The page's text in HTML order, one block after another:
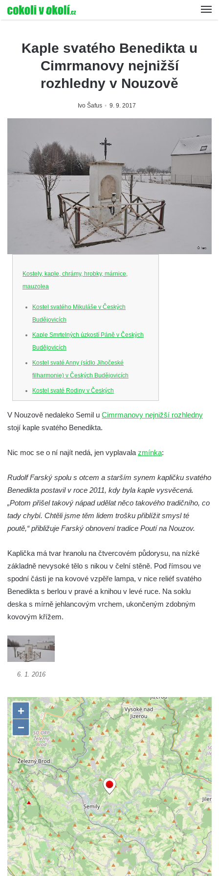
Kaple svatého Benedikta u
Cimrmanovy nejnižší
rozhledny v Nouzově
Ivo Šafus 9. 9. 2017
Kostely, kaple, chrámy, hrobky, márnice,
mauzolea
Kostel svatého Mikuláše v Českých
Budějovicích
Kaple Smrtelných úzkostí Páně v Českých
Budějovicích
Kostel svaté Anny (sídlo Jihočeské
filharmonie) v Českých Budějovicích
Kostel svaté Rodiny v Českých
Budějovicích
Kostel Obětování Panny Marie u kláštera
dominikánů v Českých Budějovicích
Dělnická v Kamenném Újezdě
Bývalý kostel svatých Filipa a Jakuba na
náměstí J. V. Kamarýta ve Velešíně
Kaple na hřbitově ve Velešíně
Márnice na hřbitově ve Velešíně
Poutní areál Římov
Kostel svatého Ducha v poutním areálu
Římov
Křížová cesta Římov – XXV. kaple – Boží
hrob
Křížová cesta Římov – XXIII. kaple –
Kalvárie
Křížová cesta Římov – XXII. kaple – Šimon
Křížová cesta Římov – XXI. kaple –
Popravní brána
Křížová cesta Římov – XX. kaple – Svatá
Veronika potkává Ježíše a utírá mu do své
roušky pot z tváře
Křížová cesta Římov – XIX. kaple – Kristus
kříž nesoucí potkává Pannu Marii
Křížová cesta Římov – XVIII. kaple – Na
Ježíše vložen kříž
Křížová cesta Římov – XVII. kaple – Velký
Pilát
Křížová cesta Římov – XVI. kaple – U
Herodesa
V Nouzově nedaleko Semil u Cimrmanovy nejnižší rozhledny
stojí kaple svatého Benedikta.
Nic moc se o ní najít nedá, jen vyplavala zmínka:
Rudolf Farský spolu s otcem a starším synem kapličku svatého
Benedikta postavil v roce 2011, kdy byla kaple vysvěcená.
„Potom přišel takový nápad udělat něco takového tradičního, co
tady chybí. Chtěli jsme těm lidem trošku přiblížit smysl té
poutě,“ přibližuje Farský obnovení tradice Poutí na Nouzov.
Kaplička má tvar hranolu na čtvercovém půdorysu, na nízké
základně nevysoké tělo s nikou v čelní stěně. Pod římsou ve
spodní části je na kovové vzpěře lampa, v nice reliéf svatého
Benedikta s berlou v pravé a knihou v levé ruce. Na soklu
deska s mírně jehlancovým vrchem, ukončeným zdobným
kovovým křížem.
6. 1. 2016